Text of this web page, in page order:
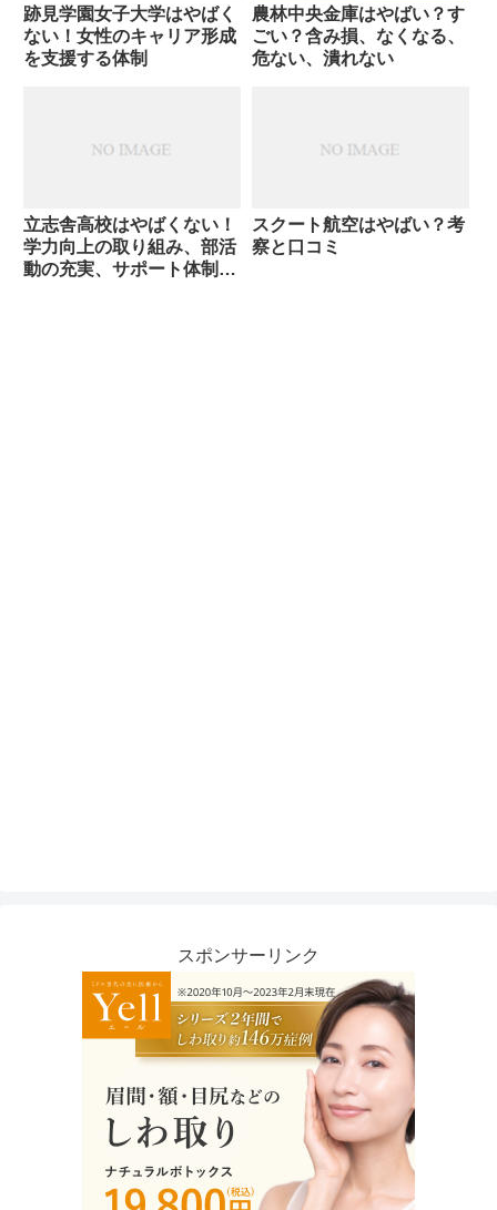
跡見学園女子大学はやばく
ない！女性のキャリア形成
を支援する体制
農林中央金庫はやばい？す
ごい？含み損、なくなる、
危ない、潰れない
立志舎高校はやばくない！
学力向上の取り組み、部活
動の充実、サポート体制の
スクート航空はやばい？考
察と口コミ
スポンサーリンク